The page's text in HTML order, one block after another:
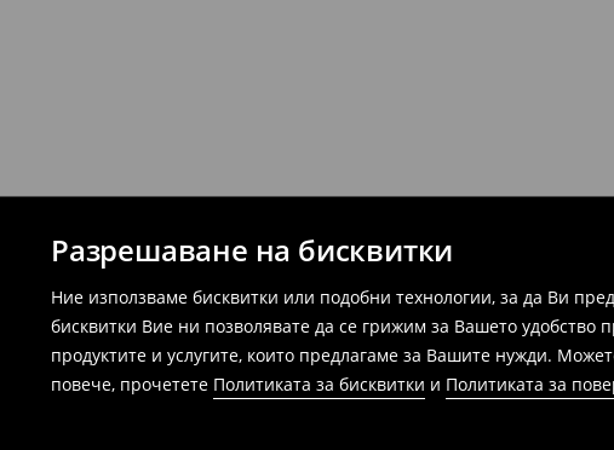
Разрешаване на бисквитки
Ние използваме бисквитки или подобни технологии, за да Ви
бисквитки Вие ни позволявате да се грижим за Вашето
продуктите и услугите, които предлагаме за Вашите нужди.
повече, прочетете Политиката за бисквитки и Политиката за